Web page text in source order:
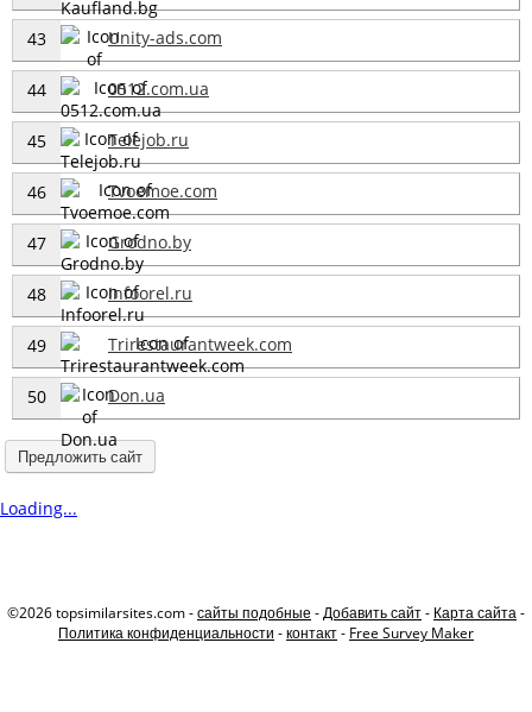
43 Unity-ads.com
44 0512.com.ua
45 Telejob.ru
46 Tvoemoe.com
47 Grodno.by
48 Infoorel.ru
49 Trirestaurantweek.com
50 Don.ua
Предложить сайт
Loading...
©2026 topsimilarsites.com -сайты подобные -Добавить сайт- Карта сайта-
Политика конфиденциальности -контакт- Free Survey Maker